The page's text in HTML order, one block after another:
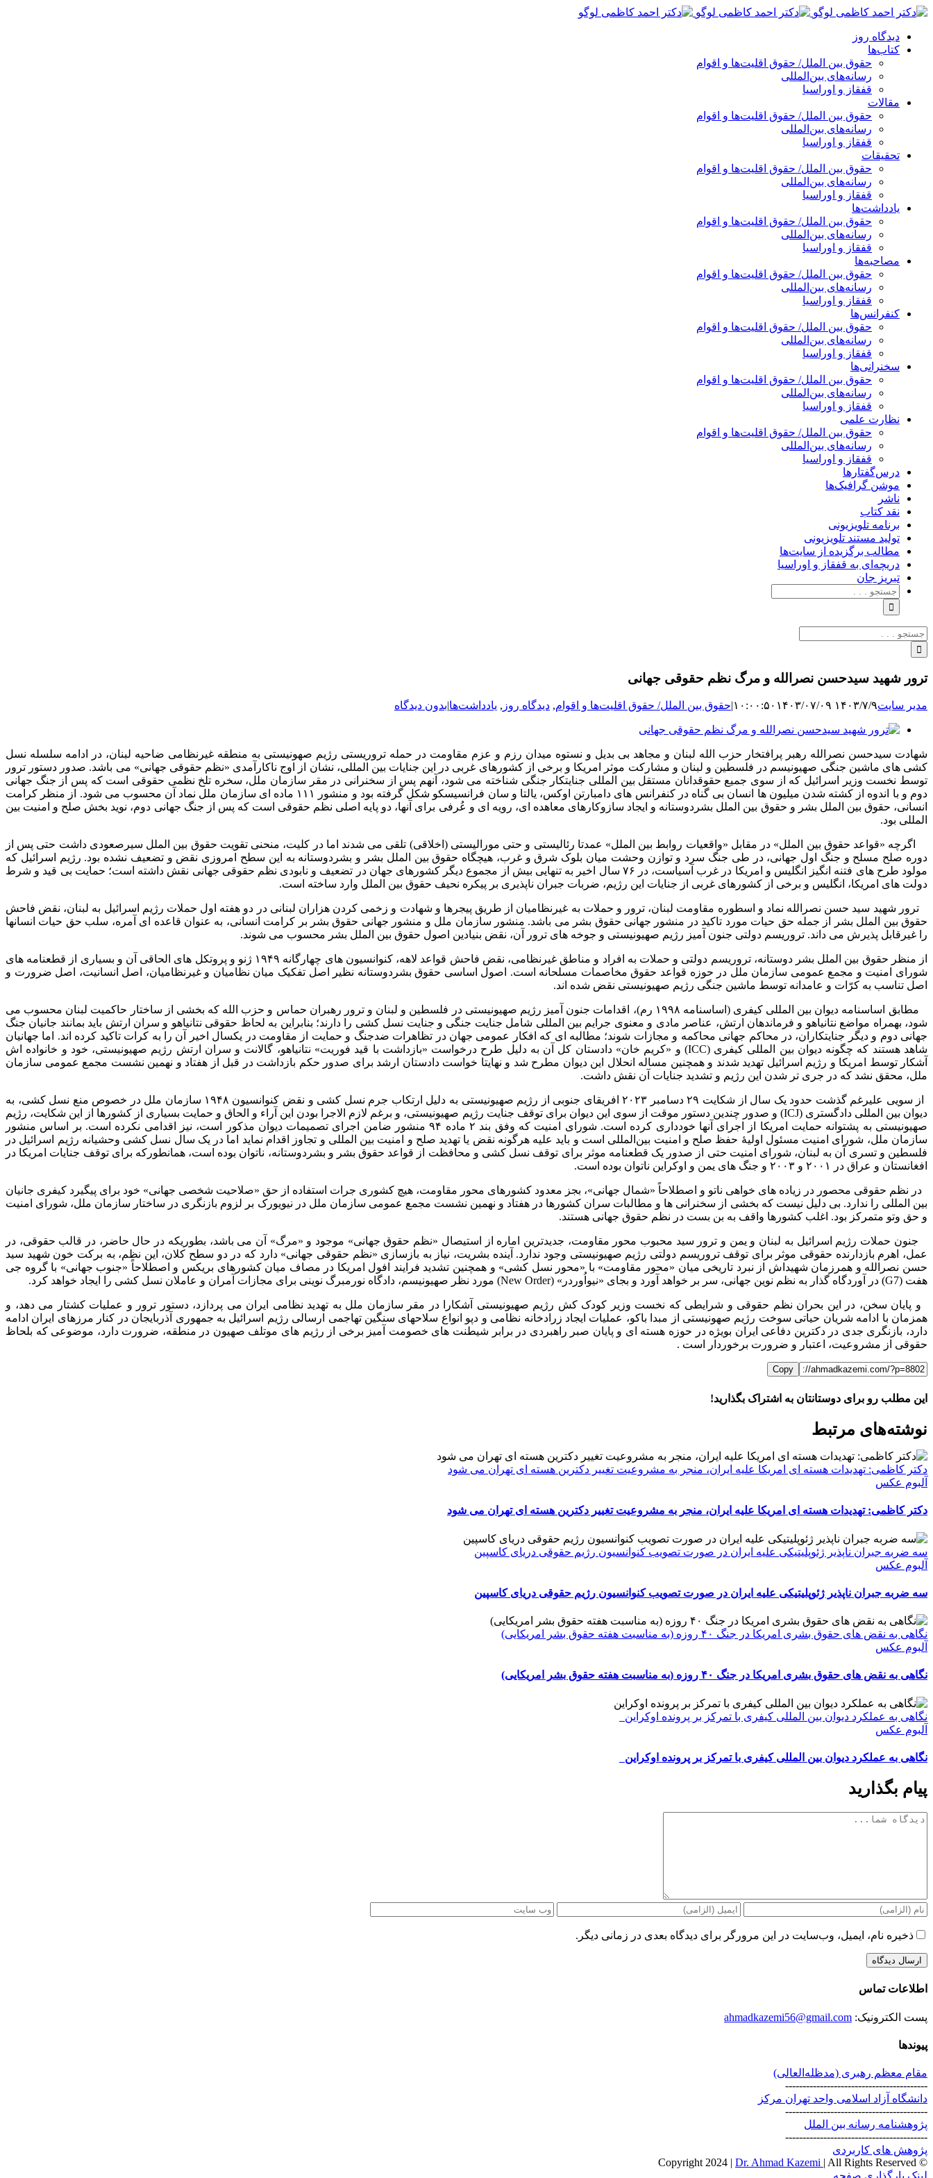
پرش
محتوا
دیدگاه روز
کتاب‌ها
حقوق بین الملل/ حقوق اقلیت‌ها و اقوام
رسانه‌های بین‌المللی
قفقاز و اوراسیا
مقالات
حقوق بین الملل/ حقوق اقلیت‌ها و اقوام
رسانه‌های بین‌المللی
قفقاز و اوراسیا
تحقیقات
حقوق بین الملل/ حقوق اقلیت‌ها و اقوام
رسانه‌های بین‌المللی
قفقاز و اوراسیا
یادداشت‌ها
حقوق بین الملل/ حقوق اقلیت‌ها و اقوام
رسانه‌های بین‌المللی
قفقاز و اوراسیا
مصاحبه‌ها
حقوق بین الملل/ حقوق اقلیت‌ها و اقوام
رسانه‌های بین‌المللی
قفقاز و اوراسیا
کنفرانس‌ها
حقوق بین الملل/ حقوق اقلیت‌ها و اقوام
رسانه‌های بین‌المللی
قفقاز و اوراسیا
سخنرانی‌ها
حقوق بین الملل/ حقوق اقلیت‌ها و اقوام
رسانه‌های بین‌المللی
قفقاز و اوراسیا
نظارت علمی
حقوق بین الملل/ حقوق اقلیت‌ها و اقوام
رسانه‌های بین‌المللی
قفقاز و اوراسیا
درس‌گفتارها
موشن گرافیک‌ها
ناشر
نقد کتاب
برنامه‌ تلویزیونی
تولید مستند تلویزیونی
مطالب برگزیده از سایت‌ها
دریچه‌ای به قفقاز و اوراسیا
تبریزِ جان
جستجو
برای:
جستجو
برای:
ترور شهید سیدحسن نصرالله و مرگ نظم حقوقی جهانی
مدیر سایت۱۴۰۳/۷/۹ ۱۰:۰۰:۵۰ ۱۴۰۳/۰۷/۰۹ |حقوق بین الملل/ حقوق اقلیت‌ها و اقوام, دیدگاه روز , یادداشت‌ها|بدون دیدگاه
نمایش
بزرگ
شهادت سیدحسن نصرالله رهبر پرافتخار حزب الله لبنان و مجاهد بی بدیل و نستوه میدان رزم و عزم مقاومت در حمله تروریستی رژیم صهونیستی به منطقه غیرنظامی ضاحیه لبنان، در ادامه سلسله نسل
کشی های ماشین جنگی صهیونیسم در فلسطین و لبنان و مشارکت موثر امریکا و برخی از کشورهای غربی در این جنایات بین المللی، نشان از اوج ناکارآمدی «نظم حقوقی جهانی» می باشد. صدور دستور ترور
توسط نخست وزیر اسرائیل که از سوی جمیع حقوقدانان مستقل بین المللی جنایتکار جنگی شناخته می شود، آنهم پس از سخنرانی در مقر سازمان ملل، سخره تلخ نظمی حقوقی است که پس از جنگ جهانی
دوم و با اندوه از کشته شدن میلیون ها انسان بی گناه در کنفرانس های دامبارتن اوکس، یالتا و سان فرانسیسکو شکل گرفته بود و منشور ۱۱۱ ماده ای سازمان ملل نماد آن محسوب می شود. از منظر کرامت
انسانی، حقوق بین الملل بشر و حقوق بین الملل بشردوستانه و ایجاد سازوکارهای معاهده ای، رویه ای و عُرفی برای آنها، دو پایه اصلی نظم حقوقی است که پس از جنگ جهانی دوم، نوید بخش صلح و امنیت بین
المللی بود.
اگرچه «قواعد حقوق بین الملل» در مقابل «واقعیات روابط بین الملل» عمدتا رئالیستی و حتی مورالیستی (اخلاقی) تلقی می شدند اما در کلیت، منحنی تقویت حقوق بین الملل سیرصعودی داشت حتی پس از
دوره صلح مسلح و جنگ اول جهانی، در طی جنگ سرد و توازن وحشت میان بلوک شرق و غرب، هیچگاه حقوق بین الملل بشر و بشردوستانه به این سطح امروزی نقض و تضعیف نشده بود. رژیم اسرائیل که
مولود طرح های فتنه انگیز انگلیس و امریکا در غرب آسیاست، در ۷۶ سال اخیر به تنهایی بیش از مجموع دیگر کشورهای جهان در تضعیف و نابودی نظم حقوقی جهانی نقش داشته است؛ حمایت بی قید و شرط
دولت های امریکا، انگلیس و برخی از کشورهای غربی از جنایات این رژیم، ضربات جبران ناپذیری بر پیکره نحیف حقوق بین الملل وارد ساخته است.
ترور شهید سید حسن نصرالله نماد و اسطوره مقاومت لبنان، ترور و حملات به غیرنظامیان از طریق پیجرها و شهادت و زخمی کردن هزاران لبنانی در دو هفته اول حملات رژیم اسرائیل به لبنان، نقض فاحش
حقوق بین الملل بشر از جمله حق حیات مورد تاکید در منشور جهانی حقوق بشر می باشد. منشور سازمان ملل و منشور جهانی حقوق بشر بر کرامت انسانی، به عنوان قاعده ای آمره، سلب حق حیات انسانها
را غیرقابل پذیرش می داند. تروریسم دولتی جنون آمیز رژیم صهیونیستی و جوخه های ترور آن، نقض بنیادین اصول حقوق بین الملل بشر محسوب می شوند.
از منظر حقوق بین الملل بشر دوستانه، تروریسم دولتی و حملات به افراد و مناطق غیرنظامی، نقض فاحش قواعد لاهه، کنوانسیون های چهارگانه ۱۹۴۹ ژنو و پروتکل های الحاقی آن و بسیاری از قطعنامه های
شورای امنیت و مجمع عمومی سازمان ملل در حوزه قواعد حقوق مخاصمات مسلحانه است. اصول اساسی حقوق بشردوستانه نظیر اصل تفکیک میان نظامیان و غیرنظامیان، اصل انسانیت، اصل ضرورت و
اصل تناسب به کرّات و عامدانه توسط ماشین جنگی رژیم صهیونیستی نقض شده اند.
مطابق اساسنامه دیوان بین المللی کیفری (اساسنامه ۱۹۹۸ رم)، اقدامات جنون آمیز رژیم صهیونیستی در فلسطین و لبنان و ترور رهبران حماس و حزب الله که بخشی از ساختار حاکمیت لبنان محسوب می
شود، بهمراه مواضع نتانیاهو و فرماندهان ارتش، عناصر مادی و معنوی جرایم بین المللی شامل جنایت جنگی و جنایت نسل کشی را دارند؛ بنابراین به لحاظ حقوقی نتانیاهو و سران ارتش باید بمانند جانیان جنگ
جهانی دوم و دیگر جنایتکاران، در محاکم جهانی محاکمه و مجازات شوند؛ مطالبه ای که افکار عمومی جهان در تظاهرات ضدجنگ و حمایت از مقاومت در یکسال اخیر آن را به کرات تاکید کرده اند. اما جهانیان
شاهد هستند که چگونه دیوان بین المللی کیفری (ICC) و «کریم خان» دادستان کل آن به دلیل طرح درخواست «بازداشت با قید فوریت» نتانیاهو، گالانت و سران ارتش رژیم صهیونیستی، خود و خانواده اش
آشکار توسط امریکا و رژیم اسرائیل تهدید شدند و همچنین مساله انحلال این دیوان مطرح شد و نهایتا خواست دادستان ارشد برای صدور حکم بازداشت در قبل از هفتاد و نهمین نشست مجمع عمومی سازمان
ملل، محقق نشد که در جری تر شدن این رژیم و تشدید جنایات آن نقش داشت.
از سویی علیرغم گذشت حدود یک سال از شکایت ۲۹ دسامبر ۲۰۲۳ افریقای جنوبی از رژیم صهیونیستی به دلیل ارتکاب جرم نسل کشی و نقض کنوانسیون ۱۹۴۸ سازمان ملل در خصوص منع نسل کشی، به
دیوان بین المللی دادگستری (ICJ) و صدور چندین دستور موقت از سوی این دیوان برای توقف جنایت رژیم صهیونیستی، و برغم لازم الاجرا بودن این آراء و الحاق و حمایت بسیاری از کشورها از این شکایت، رژیم
صهیونیستی به پشتوانه حمایت امریکا از اجرای آنها خودداری کرده است. شورای امنیت که وفق بند ۲ ماده ۹۴ منشور ضامن اجرای تصمیمات دیوان مذکور است، نیز اقدامی نکرده است. بر اساس منشور
سازمان ملل، شورای امنیت مسئول اولیۀ حفظ صلح و امنیت بین‌المللی است و باید علیه هرگونه نقض یا تهدید صلح و امنیت بین المللی و تجاوز اقدام نماید اما در یک سال نسل کشی وحشیانه رژیم اسرائیل در
فلسطین و تسری آن به لبنان، شورای امنیت حتی از صدور یک قطعنامه موثر برای توقف نسل کشی و محافظت از قواعد حقوق بشر و بشردوستانه، ناتوان بوده است، همانطورکه برای توقف جنایات امریکا در
افغانستان و عراق در ۲۰۰۱ و ۲۰۰۳ و جنگ های یمن و اوکراین ناتوان بوده است.
در نظم حقوقی محصور در زیاده های خواهی ناتو و اصطلاحاً «شمال جهانی»، بجز معدود کشورهای محور مقاومت، هیچ کشوری جرات استفاده از حق «صلاحیت شخصی جهانی» خود برای پیگیرد کیفری جانیان
بین المللی را ندارد. بی دلیل نیست که بخشی از سخنرانی ها و مطالبات سران کشورها در هفتاد و نهمین نشست مجمع عمومی سازمان ملل در نیویورک بر لزوم بازنگری در ساختار سازمان ملل، شورای امنیت
و حق وتو متمرکز بود. اغلب کشورها واقف به بن بست در نظم حقوق جهانی هستند.
جنون حملات رژیم اسرائیل به لبنان و یمن و ترور سید محبوب محور مقاومت، جدیدترین اماره از استیصال «نظم حقوق جهانی» موجود و «مرگ» آن می باشد، بطوریکه در حال حاضر، در قالب حقوقی، در
عمل، اهرم بازدارنده حقوقی موثر برای توقف تروریسم دولتی رژیم صهیونیستی وجود ندارد. آینده بشریت، نیاز به بازسازی «نظم حقوقی جهانی» دارد که در دو سطح کلان، این نظم، به برکت خون شهید سید
حسن نصرالله و همرزمان شهیداش از نبرد تاریخی میان «محور مقاومت» با «محور نسل کشی» و همچنین تشدید فرایند افول امریکا در مصاف میان کشورهای بریکس و اصطلاحاً «جنوب جهانی» با گروه جی
هفت (G7) در آوردگاه گذار به نظم نوین جهانی، سر بر خواهد آورد و بجای «نیواُوردر» (New Order) مورد نظر صهیونیسم، دادگاه نورمبرگ نوینی برای مجازات آمران و عاملان نسل کشی را ایجاد خواهد کرد.
و پایان سخن، در این بحران نظم حقوقی و شرایطی که نخست وزیر کودک کش رژیم صهیونیستی آشکارا در مقر سازمان ملل به تهدید نظامی ایران می پردازد، دستور ترور و عملیات کشتار می دهد، و
همزمان با ادامه شریان حیاتی سوخت رژیم صهونیستی از مبدا باکو، عملیات ایجاد زرادخانه نظامی و دپو انواع سلاحهای سنگین تهاجمی ارسالی رژیم اسرائیل به جمهوری آذربایجان در کنار مرزهای ایران ادامه
دارد، بازنگری جدی در دکترین دفاعی ایران بویژه در حوزه هسته ای و پایان صبر راهبردی در برابر شیطنت های خصومت آمیز برخی از رژیم های موتلف صهیون در منطقه، ضرورت دارد، موضوعی که بلحاظ
حقوقی از مشروعیت، اعتبار و ضرورت برخوردار است .
Copy
این مطلب رو برای دوستانتان به اشتراک بگذارید!
FacebookX
LinkedIn
WhatsApp
Telegram
ایمیل
نوشته‌‌های مرتبط
دکتر کاظمی: تهدیدات هسته ای امریکا علیه ایران، منجر به مشروعیت تغییر دکترین هسته ای تهران می شود
آلبوم عکس
دکتر کاظمی: تهدیدات هسته ای امریکا علیه ایران، منجر به مشروعیت تغییر دکترین هسته ای تهران می شود
سه ضربه جبران ناپذیر ژئوپلیتیکی علیه ایران در صورت تصویب کنوانسیون رژیم حقوقی دریای کاسپین
آلبوم عکس
سه ضربه جبران ناپذیر ژئوپلیتیکی علیه ایران در صورت تصویب کنوانسیون رژیم حقوقی دریای کاسپین
نگاهی به نقض های حقوق بشری امریکا در جنگ ۴۰ روزه (به مناسبت هفته حقوق بشر امریکایی)
آلبوم عکس
نگاهی به نقض های حقوق بشری امریکا در جنگ ۴۰ روزه (به مناسبت هفته حقوق بشر امریکایی)
نگاهی به عملکرد دیوان بین المللی کیفری با تمرکز بر پرونده اوکراین
آلبوم عکس
نگاهی به عملکرد دیوان بین المللی کیفری با تمرکز بر پرونده اوکراین
پیام بگذارید
دیدگاه
ذخیره نام، ایمیل، وب‌سایت در این مرورگر برای دیدگاه بعدی در زمانی دیگر.
اطلاعات تماس
پست الکترونیک: ahmadkazemi56@gmail.com
پیوندها
مقام معظم رهبری (مد‌ظله‌العالی)
-----------------------------------------
دانشگاه آزاد اسلامی واحد تهران مرکز
-----------------------------------------
پژوهشنامه رسانه بین الملل
-----------------------------------------
پژوهش های کاربردی
© Copyright 2024 |
Dr. Ahmad Kazemi | All Rights Reserved
Instagram
Xلینک بارگذاری صفحه